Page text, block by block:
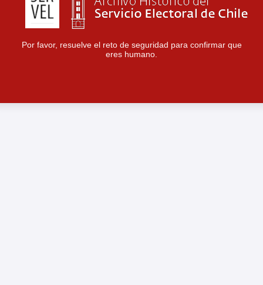
Por favor, resuelve el reto de seguridad para confirmar que
eres humano.